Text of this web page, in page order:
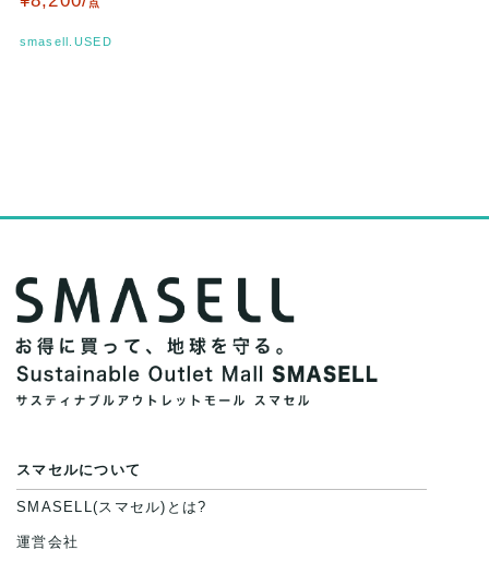
smasell.USED
スマセルについて
SMASELL(スマセル)とは?
運営会社